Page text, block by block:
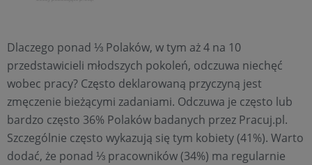
Dlaczego ponad ⅓ Polaków, w tym aż 4 na 10
przedstawicieli młodszych pokoleń, odczuwa niechęć
wobec pracy? Często deklarowaną przyczyną jest
zmęczenie bieżącymi zadaniami. Odczuwa je często lub
bardzo często 36% Polaków badanych przez Pracuj.pl.
Szczególnie często wykazują się tym kobiety (41%). Warto
dodać, że ponad ⅓ pracowników (34%) ma regularnie